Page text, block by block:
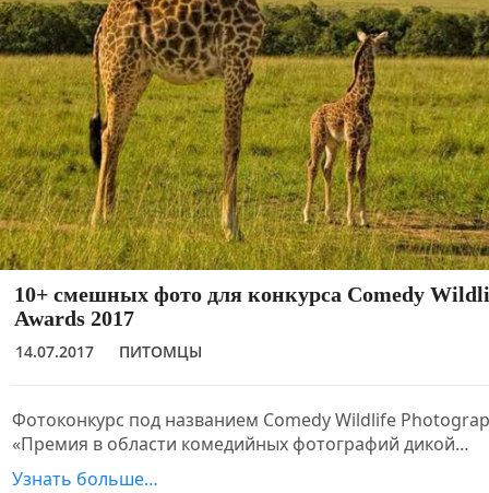
10+ смешных фото для конкурса Comedy
Awards 2017
14.07.2017 ПИТОМЦЫ
Фотоконкурс под названием Comedy Wildlife
«Премия в области комедийных фотографий дикой…
Узнать больше…